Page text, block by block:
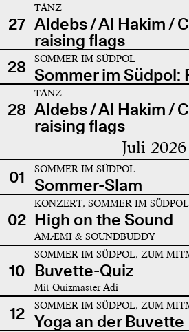
27
TANZ
Aldebs / Al Hakim /
raising flags
28
SOMMER IM SÜDPOL
Sommer im Südpol:
28
TANZ
Aldebs / Al Hakim /
raising flags
Juli 2026
01 SOMMER IM SÜDPOL
Sommer-Slam
02
KONZERT, SOMMER IM SÜDPOL
High on the Sound
AMÆMI & SOUNDBUDDY
10
SOMMER IM SÜDPOL, ZUM
Buvette-Quiz
Mit Quizmaster Adi
12 SOMMER IM SÜDPOL, ZUM
Yoga an der Buvette